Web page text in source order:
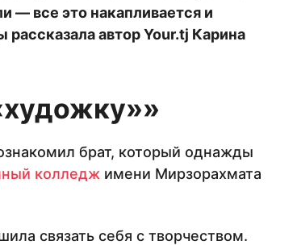
— все это накапливается и
авторYour.tj Карина
брат, который однажды
колледж имени Мирзорахмата
связать себя с творчеством.